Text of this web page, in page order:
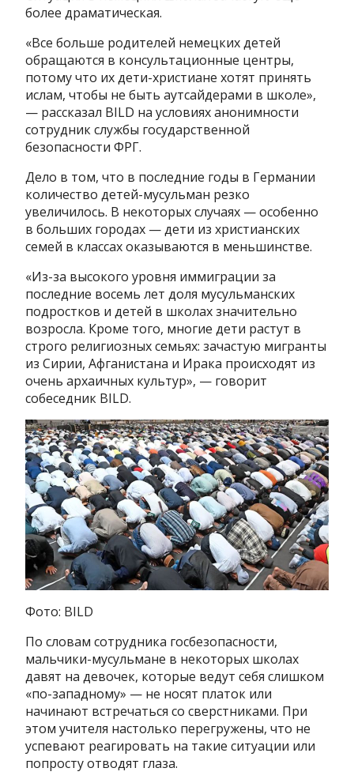
более драматическая.
«Все больше родителей немецких детей
обращаются в консультационные центры,
потому что их дети-христиане хотят принять
ислам, чтобы не быть аутсайдерами в школе»,
— рассказал BILD на условиях анонимности
сотрудник службы государственной
безопасности ФРГ.
Дело в том, что в последние годы в Германии
количество детей-мусульман резко
увеличилось. В некоторых случаях — особенно
в больших городах — дети из христианских
семей в классах оказываются в меньшинстве.
«Из-за высокого уровня иммиграции за
последние восемь лет доля мусульманских
подростков и детей в школах значительно
возросла. Кроме того, многие дети растут в
строго религиозных семьях: зачастую мигранты
из Сирии, Афганистана и Ирака происходят из
очень архаичных культур», — говорит
собеседник BILD.
Фото: BILD
По словам сотрудника госбезопасности,
мальчики-мусульмане в некоторых школах
давят на девочек, которые ведут себя слишком
«по-западному» — не носят платок или
начинают встречаться со сверстниками. При
этом учителя настолько перегружены, что не
успевают реагировать на такие ситуации или
попросту отводят глаза.